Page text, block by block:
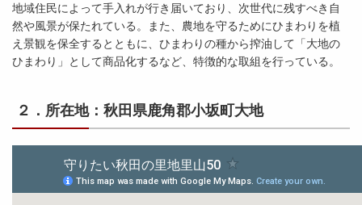
地域住民によって手入れが行き届いており、次世代に残すべき自
然や風景が保たれている。また、農地を守るためにひまわりを植
え景観を保全するとともに、ひまわりの種から搾油して「大地の
ひまわり」として商品化するなど、特徴的な取組を行っている。
２．所在地：秋田県鹿角郡小坂町大地